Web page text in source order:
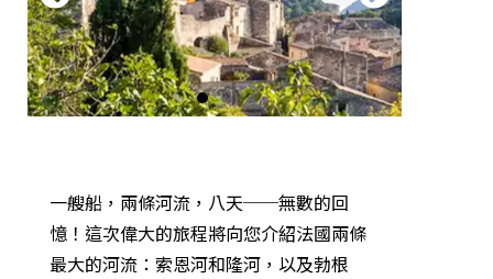
一艘船，兩條河流，八天──無數的回
憶！這次偉大的旅程將向您介紹法國兩條
最大的河流：索恩河和隆河，以及勃根